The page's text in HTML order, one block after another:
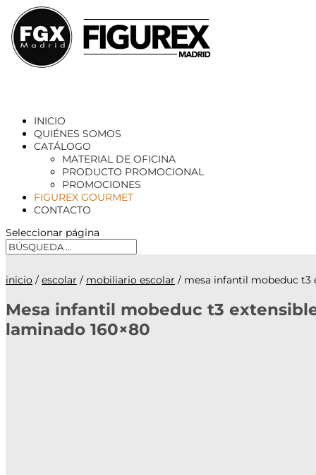
INICIO
QUIÉNES SOMOS
CATÁLOGO
MATERIAL DE OFICINA
PRODUCTO PROMOCIONAL
PROMOCIONES
FIGUREX GOURMET
CONTACTO
Seleccionar página
inicio / escolar / mobiliario escolar / mesa infantil mobeduc t3
Mesa infantil mobeduc t3
laminado 160×80